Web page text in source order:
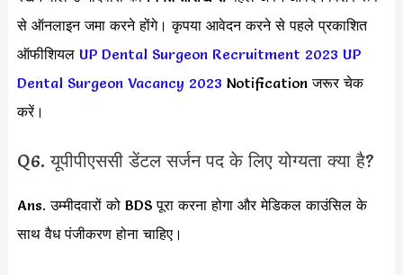
से ऑनलाइन जमा करने होंगे। कृपया आवेदन करने से पहले प्रकाशित
ऑफीशियल UP Dental Surgeon Recruitment 2023 UP
Dental Surgeon Vacancy 2023 Notification जरूर चेक
करें।
Q6. यूपीपीएससी डेंटल सर्जन पद के लिए योग्यता क्या है?
Ans. उम्मीदवारों को BDS पूरा करना होगा और मेडिकल काउंसिल के
साथ वैध पंजीकरण होना चाहिए।